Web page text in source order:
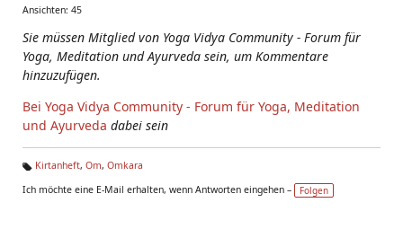
Ansichten: 45
Sie müssen Mitglied von Yoga Vidya Community - Forum für
Yoga, Meditation und Ayurveda sein, um Kommentare
hinzuzufügen.
Bei Yoga Vidya Community - Forum für Yoga, Meditation
und Ayurveda dabei sein
g
Kirtanheft, Om, Omkara
Ich möchte eine E-Mail erhalten, wenn Antworten eingehen –
Folgen